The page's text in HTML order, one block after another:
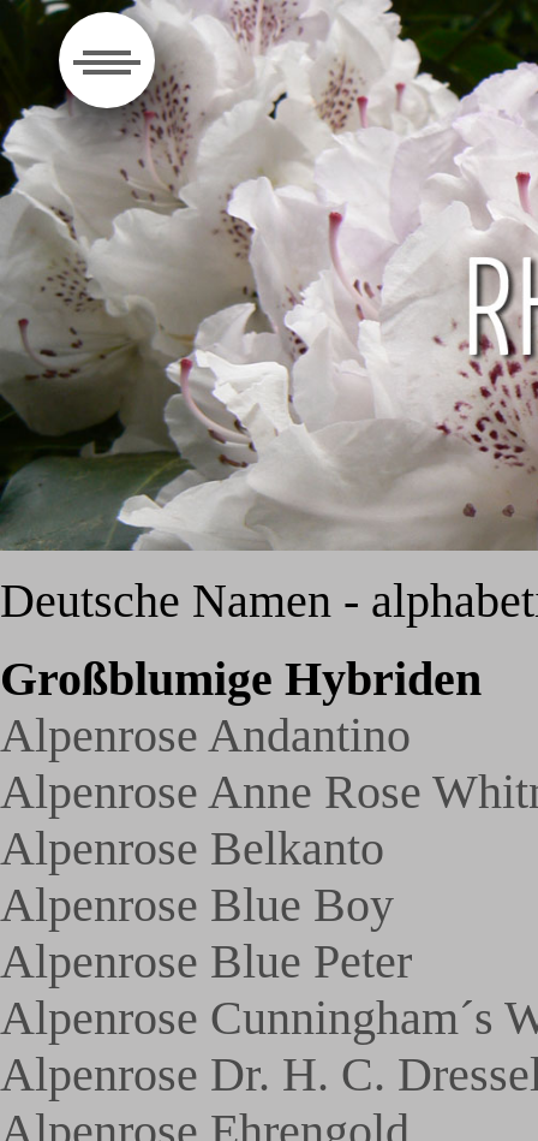
Deutsche Namen -
Großblumige Hybriden
Alpenrose Andantino
Alpenrose Anne Rose
Alpenrose Belkanto
Alpenrose Blue Boy
Alpenrose Blue Peter
Alpenrose Cunningham´s
Alpenrose Dr. H. C.